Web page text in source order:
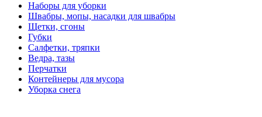
Наборы для уборки
Швабры, мопы, насадки для швабры
Щетки, сгоны
Губки
Салфетки, тряпки
Ведра, тазы
Перчатки
Контейнеры для мусора
Уборка снега